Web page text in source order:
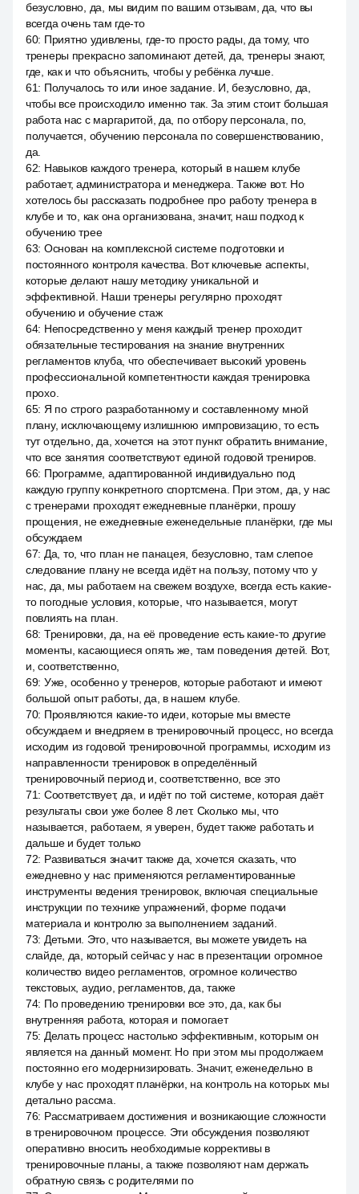
безусловно, да, мы видим по вашим отзывам, да, что вы
всегда очень там где-то
60: Приятно удивлены, где-то просто рады, да тому, что
тренеры прекрасно запоминают детей, да, тренеры знают,
где, как и что объяснить, чтобы у ребёнка лучше.
61: Получалось то или иное задание. И, безусловно, да,
чтобы все происходило именно так. За этим стоит большая
работа нас с маргаритой, да, по отбору персонала, по,
получается, обучению персонала по совершенствованию,
да.
62: Навыков каждого тренера, который в нашем клубе
работает, администратора и менеджера. Также вот. Но
хотелось бы рассказать подробнее про работу тренера в
клубе и то, как она организована, значит, наш подход к
обучению трее
63: Основан на комплексной системе подготовки и
постоянного контроля качества. Вот ключевые аспекты,
которые делают нашу методику уникальной и
эффективной. Наши тренеры регулярно проходят
обучению и обучение стаж
64: Непосредственно у меня каждый тренер проходит
обязательные тестирования на знание внутренних
регламентов клуба, что обеспечивает высокий уровень
профессиональной компетентности каждая тренировка
прохо.
65: Я по строго разработанному и составленному мной
плану, исключающему излишнюю импровизацию, то есть
тут отдельно, да, хочется на этот пункт обратить внимание,
что все занятия соответствуют единой годовой трениров.
66: Программе, адаптированной индивидуально под
каждую группу конкретного спортсмена. При этом, да, у нас
с тренерами проходят ежедневные планёрки, прошу
прощения, не ежедневные еженедельные планёрки, где мы
обсуждаем
67: Да, то, что план не панацея, безусловно, там слепое
следование плану не всегда идёт на пользу, потому что у
нас, да, мы работаем на свежем воздухе, всегда есть какие-
то погодные условия, которые, что называется, могут
повлиять на план.
68: Тренировки, да, на её проведение есть какие-то другие
моменты, касающиеся опять же, там поведения детей. Вот,
и, соответственно,
69: Уже, особенно у тренеров, которые работают и имеют
большой опыт работы, да, в нашем клубе.
70: Проявляются какие-то идеи, которые мы вместе
обсуждаем и внедряем в тренировочный процесс, но всегда
исходим из годовой тренировочной программы, исходим из
направленности тренировок в определённый
тренировочный период и, соответственно, все это
71: Соответствует, да, и идёт по той системе, которая даёт
результаты свои уже более 8 лет. Сколько мы, что
называется, работаем, я уверен, будет также работать и
дальше и будет только
72: Развиваться значит также да, хочется сказать, что
ежедневно у нас применяются регламентированные
инструменты ведения тренировок, включая специальные
инструкции по технике упражнений, форме подачи
материала и контролю за выполнением заданий.
73: Детьми. Это, что называется, вы можете увидеть на
слайде, да, который сейчас у нас в презентации огромное
количество видео регламентов, огромное количество
текстовых, аудио, регламентов, да, также
74: По проведению тренировки все это, да, как бы
внутренняя работа, которая и помогает
75: Делать процесс настолько эффективным, которым он
является на данный момент. Но при этом мы продолжаем
постоянно его модернизировать. Значит, еженедельно в
клубе у нас проходят планёрки, на контроль на которых мы
детально рассма.
76: Рассматриваем достижения и возникающие сложности
в тренировочном процессе. Эти обсуждения позволяют
оперативно вносить необходимые коррективы в
тренировочные планы, а также позволяют нам держать
обратную связь с родителями по